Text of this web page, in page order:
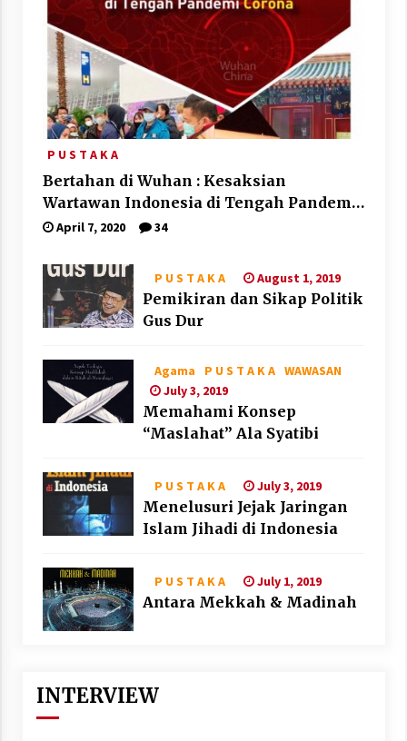
P U S T A K A
Bertahan di Wuhan : Kesaksian
Wartawan Indonesia di Tengah Pandemi
Corona
April 7, 2020 34
P U S T A K A August 1, 2019
Pemikiran dan Sikap Politik
Gus Dur
Agama P U S T A K A WAWASAN
July 3, 2019
Memahami Konsep
“Maslahat” Ala Syatibi
P U S T A K A July 3, 2019
Menelusuri Jejak Jaringan
Islam Jihadi di Indonesia
P U S T A K A July 1, 2019
Antara Mekkah & Madinah
INTERVIEW